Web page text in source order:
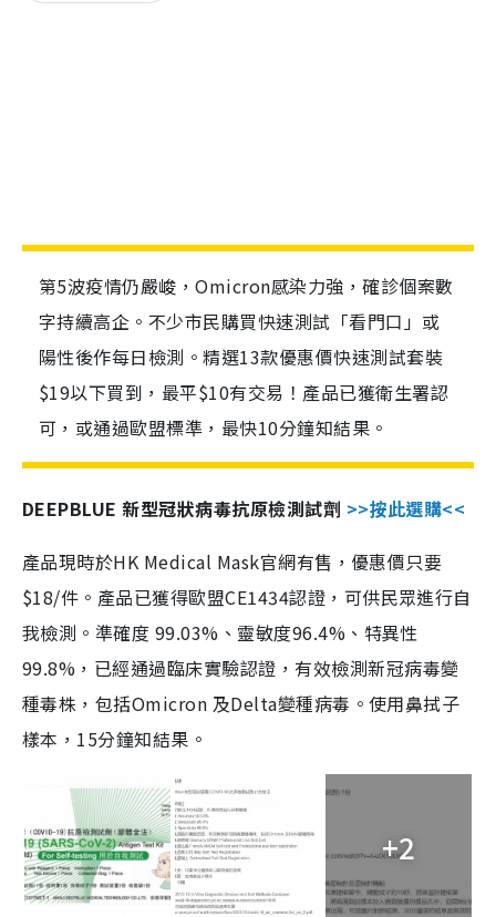
第5波疫情仍嚴峻，Omicron感染力強，確診個案數
字持續高企。不少市民購買快速測試「看門口」或
陽性後作每日檢測。精選13款優惠價快速測試套裝
$19以下買到，最平$10有交易！產品已獲衛生署認
可，或通過歐盟標準，最快10分鐘知結果。
DEEPBLUE 新型冠狀病毒抗原檢測試劑 >>按此選購<<
產品現時於HK Medical Mask官網有售，優惠價只要
$18/件。產品已獲得歐盟CE1434認證，可供民眾進行自
我檢測。準確度 99.03%、靈敏度96.4%、特異性
99.8%，已經通過臨床實驗認證，有效檢測新冠病毒變
種毒株，包括Omicron 及Delta變種病毒。使用鼻拭子
樣本，15分鐘知結果。
+2